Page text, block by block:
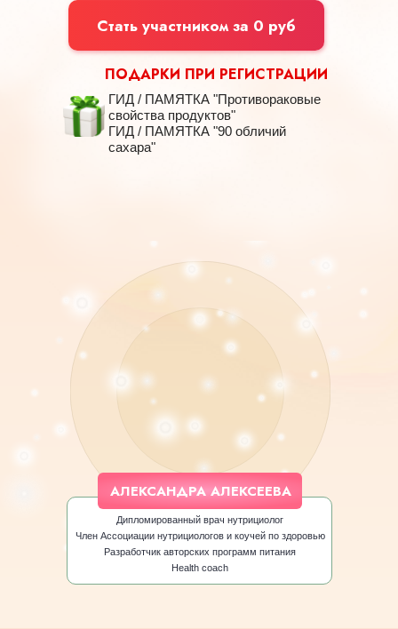
ГИД / ПАМЯТКА "Противораковые
свойства продуктов"
ГИД / ПАМЯТКА "90 обличий
сахара"
АЛЕКСАНДРА АЛЕКСЕЕВА
Член Ассоциации нутрициологов и коучей по здоровью
Разработчик авторских программ питания
Health coach
Дипломированный врач нутрициолог
ПОДАРКИ ПРИ РЕГИСТРАЦИИ
Стать участником за 0 руб